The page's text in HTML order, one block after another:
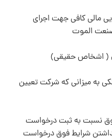
مالی کافی جهت اجرای
صنعت الموت
به ميزانی كه شركت تعيين
نسبت به ثبت درخواست
نداشتن شرايط فوق درخواست